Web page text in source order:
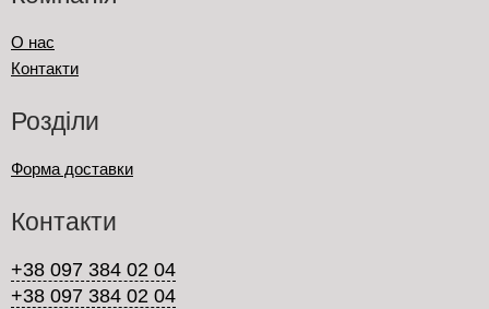
О нас
Контакти
Розділи
Форма доставки
Контакти
+38 097 384 02 04
+38 097 384 02 04